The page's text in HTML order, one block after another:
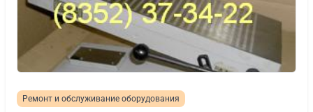
Ремонт и обслуживание оборудования